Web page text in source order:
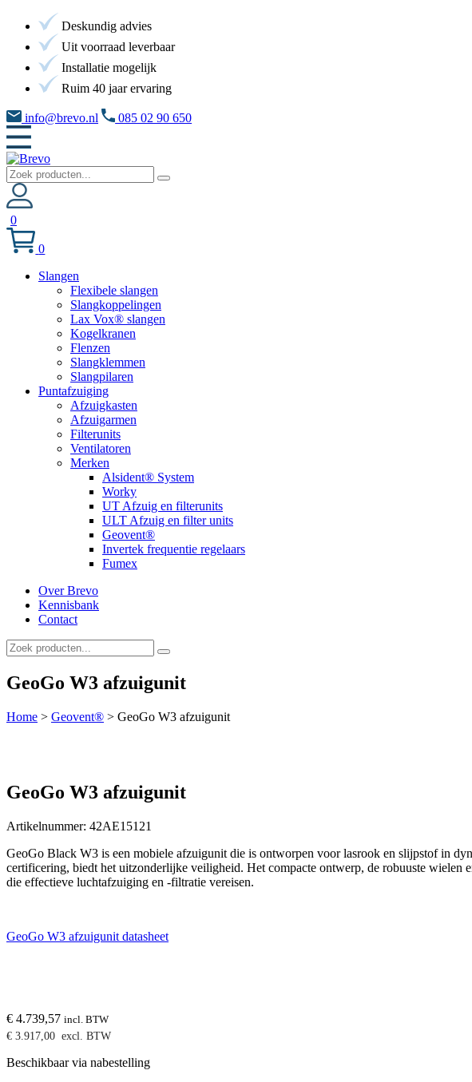
Deskundig advies
Uit voorraad leverbaar
Installatie mogelijk
Ruim 40 jaar ervaring
info@brevo.nl 085 02 90 650
0
0
Slangen
Flexibele slangen
Slangkoppelingen
Lax Vox® slangen
Kogelkranen
Flenzen
Slangklemmen
Slangpilaren
Puntafzuiging
Afzuigkasten
Afzuigarmen
Filterunits
Ventilatoren
Merken
Alsident® System
Worky
UT Afzuig en filterunits
ULT Afzuig en filter units
Geovent®
Invertek frequentie regelaars
Fumex
Over Brevo
Kennisbank
Contact
GeoGo W3 afzuigunit
Home > Geovent® > GeoGo W3 afzuigunit
GeoGo W3 afzuigunit
Artikelnummer: 42AE15121
GeoGo Black W3 is een mobiele afzuigunit die is ontworpen voor lasrook en slijpstof in
certificering, biedt het uitzonderlijke veiligheid. Het compacte ontwerp, de robuuste
die effectieve luchtafzuiging en -filtratie vereisen.
GeoGo W3 afzuigunit datasheet
€ 4.739,57 incl. BTW
€ 3.917,00 excl. BTW
Beschikbaar via nabestelling